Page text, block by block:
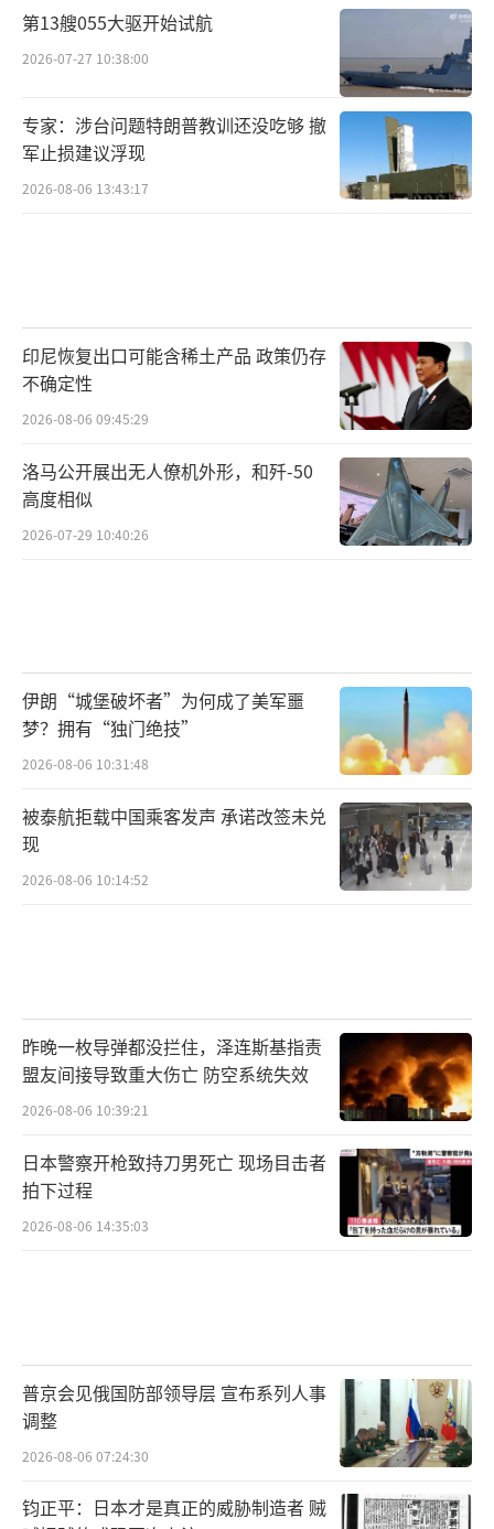
第13艘055大驱开始试航
2026-07-27 10:38:00
专家：涉台问题特朗普教训还没吃够 撤
军止损建议浮现
2026-08-06 13:43:17
印尼恢复出口可能含稀土产品 政策仍存
不确定性
2026-08-06 09:45:29
洛马公开展出无人僚机外形，和歼-50
高度相似
2026-07-29 10:40:26
伊朗“城堡破坏者”为何成了美军噩
梦？拥有“独门绝技”
2026-08-06 10:31:48
被泰航拒载中国乘客发声 承诺改签未兑
现
2026-08-06 10:14:52
昨晚一枚导弹都没拦住，泽连斯基指责
盟友间接导致重大伤亡 防空系统失效
2026-08-06 10:39:21
日本警察开枪致持刀男死亡 现场目击者
拍下过程
2026-08-06 14:35:03
普京会见俄国防部领导层 宣布系列人事
调整
2026-08-06 07:24:30
钧正平：日本才是真正的威胁制造者 贼